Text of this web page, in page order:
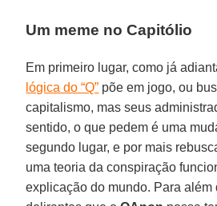
Um meme no Capitólio
Em primeiro lugar, como já
lógica do “Q” põe em jogo, ou
capitalismo, mas seus
sentido, o que pedem é uma
segundo lugar, e por mais
uma teoria da conspiração
explicação do mundo. Para além